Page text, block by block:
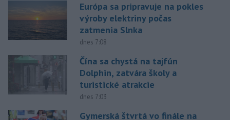
Európa sa pripravuje na pokles
výroby elektriny počas
zatmenia Slnka
dnes 7:08
Čína sa chystá na tajfún
Dolphin, zatvára školy a
turistické atrakcie
dnes 7:03
Gymerská štvrtá vo finále na